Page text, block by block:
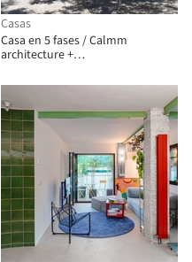
Casas
Casa en 5 fases / Calmm
architecture +